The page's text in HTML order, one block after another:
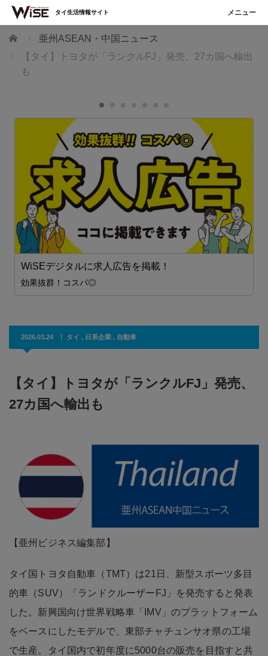
ホーム
亜州ASEAN・中国ニュース
【タイ】トヨタが「ランクルFJ」発売、27カ国へ輸出
も
WiSEデジタルに求人広告を掲載！
効果抜群！コスパ◎
2026.03.24 タイ , 日系企業 , 自動車
【タイ】トヨタが「ランクルFJ」発売、
27カ国へ輸出も
【亜州ビジネス編集部】
タイ国トヨタ自動車（TMT）は21日、新型スポーツ多目
的車（SUV）「ランドクルーザーFJ」を発売すると発表
した。新興国向け世界戦略車「IMV」のプラットフォーム
をベースにしたモデルで、東部チャチュンサオ県の工場
で生産。タイ国内で初年度に5000台の販売を目指すと共
タイ生活情報サイト